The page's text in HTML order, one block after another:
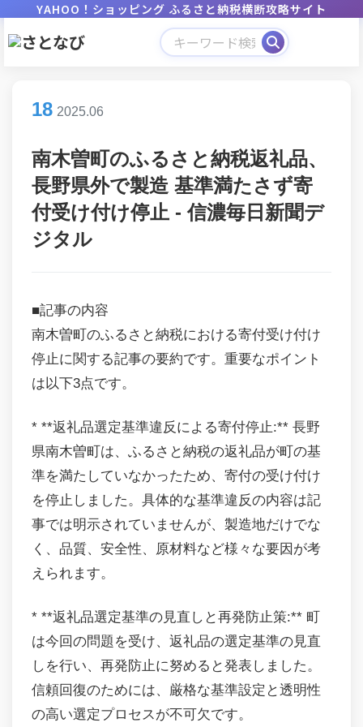
YAHOO！ショッピング ふるさと納税横断攻略サイト
18 2025.06
南木曽町のふるさと納税返礼品、
長野県外で製造 基準満たさず寄
付受け付け停止 - 信濃毎日新聞デ
ジタル
■記事の内容
南木曽町のふるさと納税における寄付受け付け
停止に関する記事の要約です。重要なポイント
は以下3点です。
* **返礼品選定基準違反による寄付停止:** 長野
県南木曽町は、ふるさと納税の返礼品が町の基
準を満たしていなかったため、寄付の受け付け
を停止しました。具体的な基準違反の内容は記
事では明示されていませんが、製造地だけでな
く、品質、安全性、原材料など様々な要因が考
えられます。
* **返礼品選定基準の見直しと再発防止策:** 町
は今回の問題を受け、返礼品の選定基準の見直
しを行い、再発防止に努めると発表しました。
信頼回復のためには、厳格な基準設定と透明性
の高い選定プロセスが不可欠です。